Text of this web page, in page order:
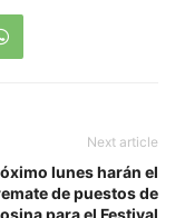
Next article
lunes harán el
de puestos de
para el Festival